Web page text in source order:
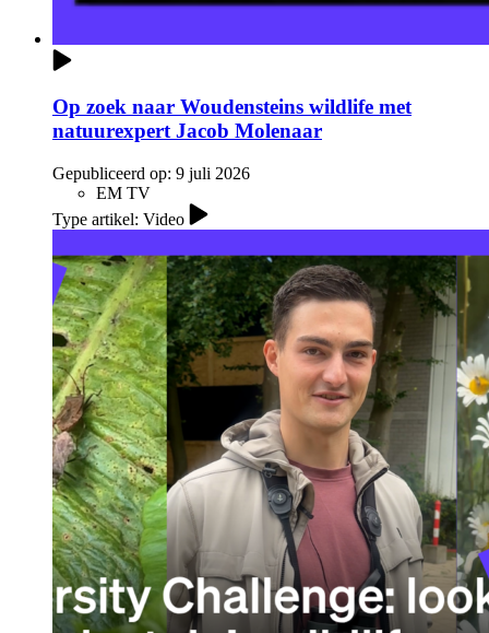
Op zoek naar Woudensteins wildlife met
natuurexpert Jacob Molenaar
Gepubliceerd op: 9 juli 2026
EM TV
Type artikel: Video